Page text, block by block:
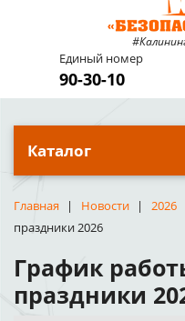
Единый номер
90-30-10
Каталог
Главная Новости 2026
праздники 2026
График
праздники